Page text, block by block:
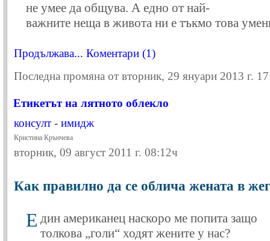
не умее да общува. А едно от най-
важните неща в живота ни е тъкмо това
Продължава... Коментари (1)
Последна промяна от вторник, 29 януари 2013 г.
Етикетът на лятното облекло
консулт - имидж
Кристина Крънчева
вторник, 09 август 2011 г. 08:12ч
Как правилно да се облича жената в
Е дин американец наскоро ме попита защо
толкова „голи“ ходят жените у нас?